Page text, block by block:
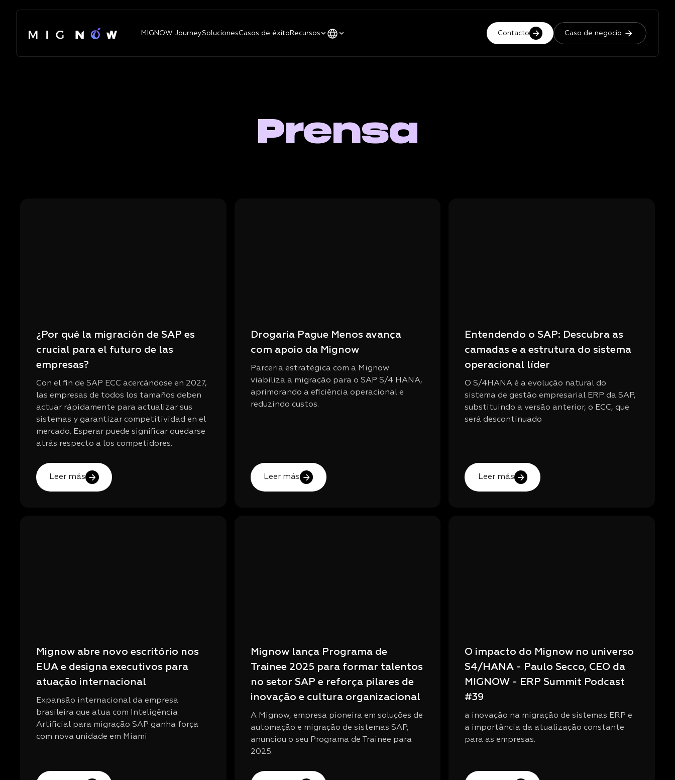
MIGNOW JourneySolucionesCasos de éxito Recursos Contacto Caso de negocio
Prensa
¿Por qué la migración de SAP es
crucial para el futuro de las
empresas?
Con el fin de SAP ECC acercándose en 2027,
las empresas de todos los tamaños deben
actuar rápidamente para actualizar sus
sistemas y garantizar competitividad en el
mercado. Esperar puede significar quedarse
atrás respecto a los competidores.
Leer más
Drogaria Pague Menos avança
com apoio da Mignow
Parceria estratégica com a Mignow
viabiliza a migração para o SAP S/4 HANA,
aprimorando a eficiência operacional e
reduzindo custos.
Leer más
Entendendo o SAP: Descubra as
camadas e a estrutura do sistema
operacional líder
O S/4HANA é a evolução natural do
sistema de gestão empresarial ERP da SAP,
substituindo a versão anterior, o ECC, que
será descontinuado
Leer más
Mignow abre novo escritório nos
EUA e designa executivos para
atuação internacional
Expansão internacional da empresa
brasileira que atua com Inteligência
Artificial para migração SAP ganha força
com nova unidade em Miami
Mignow lança Programa de
Trainee 2025 para formar talentos
no setor SAP e reforça pilares de
inovação e cultura organizacional
A Mignow, empresa pioneira em soluções de
automação e migração de sistemas SAP,
anunciou o seu Programa de Trainee para
2025.
O impacto do Mignow no universo
S4/HANA - Paulo Secco, CEO da
MIGNOW - ERP Summit Podcast
#39
a inovação na migração de sistemas ERP e
a importância da atualização constante
para as empresas.